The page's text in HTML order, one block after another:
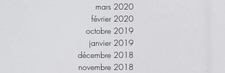
mars 2020
février 2020
octobre 2019
janvier 2019
décembre 2018
novembre 2018